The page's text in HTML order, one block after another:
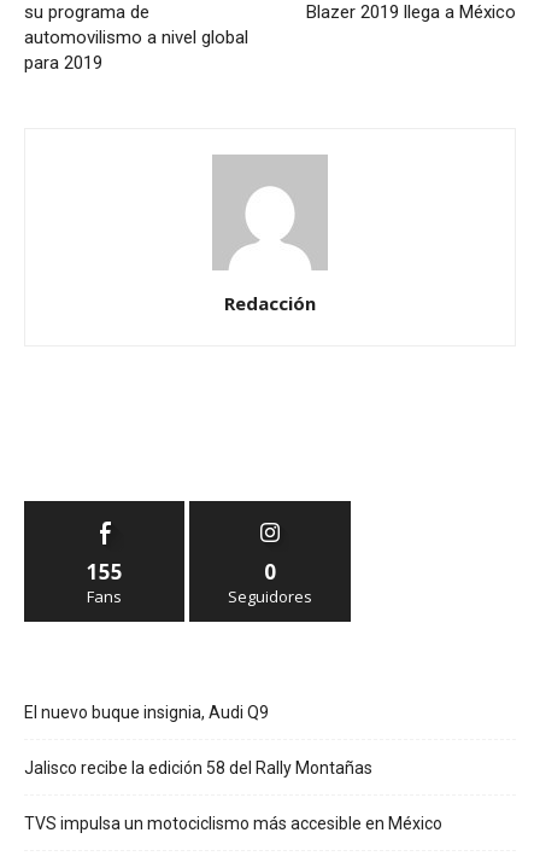
su programa de
automovilismo a nivel global
para 2019
Blazer 2019 llega a México
Redacción
155
Fans
0
Seguidores
El nuevo buque insignia, Audi Q9
Jalisco recibe la edición 58 del Rally Montañas
TVS impulsa un motociclismo más accesible en México